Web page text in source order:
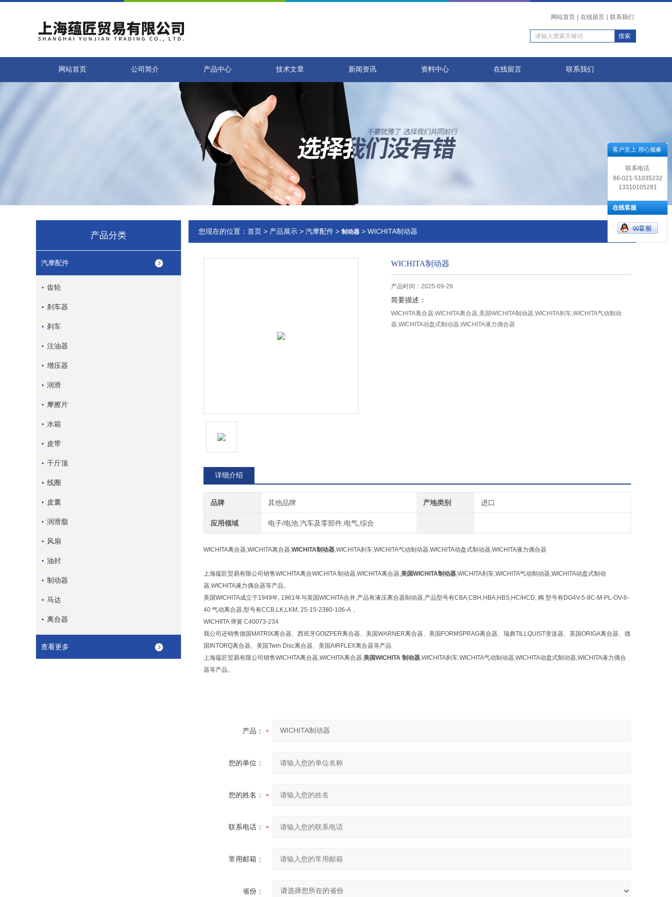
网站首页 在线留言 联系我们
网站首页 公司简介 产品中心 技术文章 新闻资讯 资料中心 在线留言 联系我们
产品分类
汽摩配件
齿轮
刹车器
刹车
注油器
增压器
润滑
摩擦片
水箱
皮带
千斤顶
线圈
皮囊
润滑脂
风扇
油封
制动器
马达
离合器
查看更多
您现在的位置： 首页 > 产品展示 > 汽摩配件 > 制动器 > WICHITA制动器
WICHITA制动器
产品时间：2025-09-28
简要描述：
WICHITA离合器,WICHITA离合器,美国WICHITA制动器,WICHITA刹车,WICHITA气动制动
器,WICHITA动盘式制动器,WICHITA液力偶合器
详细介绍
品牌 其他品牌 产地类别 进口
应用领域 电子/电池,汽车及零部件,电气,综合
WICHITA离合器,WICHITA离合器,WICHITA制动器,WICHITA刹车,WICHITA气动制动器,WICHITA动盘式制动器,WICHITA液力偶合器
上海蕴匠贸易有限公司销售WICHITA离合WICHITA 制动器,WICHITA离合器,美国WICHITA制动器,WICHITA刹车,WICHITA气动制动器,WICHITA动盘式制动
器,WICHITA液力偶合器等产品。
美国WICHITA成立于1949年, 1961年与英国WICHITA合并,产品有液压离合器制动器,产品型号有CBA,CBH,HBA,HBS,HC/HCD, 阀 型号有DG4V-5-8C-M-PL-OV-6-
40 气动离合器,型号有CCB,LK,LKM, 25-15-2380-106-A，
WICHIITA 弹簧 C40073-234
我公司还销售德国MATRIX离合器、西班牙GOIZPER离合器、美国WARNER离合器、美国FORMSPRAG离合器、瑞典TILLQUIST变送器、英国ORIGA离合器、德
国INTORQ离合器、美国Twin Disc离合器、美国AIRFLEX离合器等产品
上海蕴匠贸易有限公司销售WICHITA离合器,WICHITA离合器,美国WICHITA 制动器,WICHITA刹车,WICHITA气动制动器,WICHITA动盘式制动器,WICHITA液力偶合
器等产品。
产品：
您的单位：
您的姓名：
联系电话：
常用邮箱：
省份：
客户至上 用心服务
联系电话
86-021-51035232
13310105281
在线客服